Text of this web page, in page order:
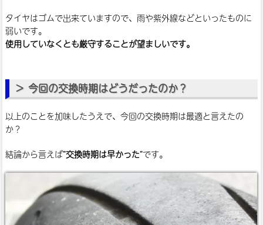
タイヤはゴムで出来ていますので、雨や紫外線などといったものに
弱いです。
使用していなくとも厳守することが望ましいです。
今回の交換時期はどうだったのか？
以上のことを加味したうえで、今回の交換時期は最適と言えたの
か？
結論から言えば”交換時期は早かった”です。